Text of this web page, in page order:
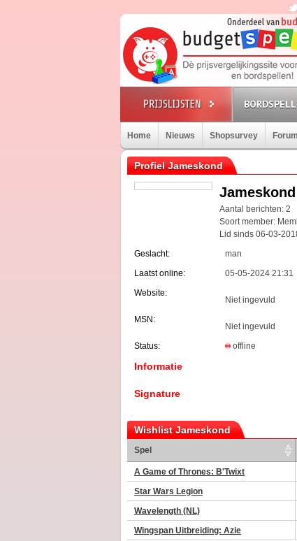
Home Nieuws Shopsurvey Forum
Profiel Jameskond
Jameskond
Aantal berichten: 2
Soort member:
Lid sinds 06-03-
Geslacht:
man
Laatst online:
05-05-2024 21:31
Website:
Niet ingevuld
MSN:
Niet ingevuld
Status:
offline
Informatie
Signature
Wishlist Jameskond
Spel
A Game of Thrones: B'Twixt
Star Wars Legion
Wavelength (NL)
Wingspan Uitbreiding: Azie